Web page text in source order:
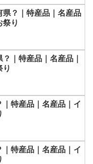
県？｜特産品｜名産品
祭り
｜特産品｜名産品｜
り
特産品｜名産品｜イ
特産品｜名産品｜イ